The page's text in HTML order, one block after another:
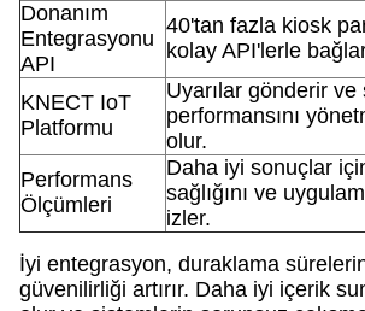
Donanım
Entegrasyonu
API
40'tan fazla kiosk
kolay API'lerle
KNECT IoT
Platformu
Uyarılar gönderir ve
performansını
olur.
Performans
Ölçümleri
Daha iyi sonuçlar
sağlığını ve
izler.
İyi entegrasyon, duraklama
güvenilirliği artırır. Daha iyi içerik